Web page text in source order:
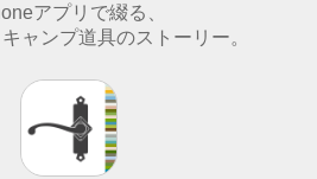
アプリで綴る、
ャンプ道具のストーリー。